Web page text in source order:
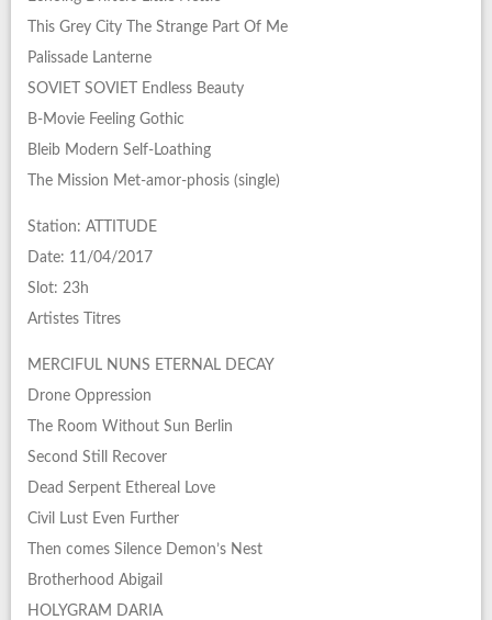
This Grey City The Strange Part Of Me
Palissade Lanterne
SOVIET SOVIET Endless Beauty
B-Movie Feeling Gothic
Bleib Modern Self-Loathing
The Mission Met-amor-phosis (single)
Station: ATTITUDE
Date: 11/04/2017
Slot: 23h
Artistes Titres
MERCIFUL NUNS ETERNAL DECAY
Drone Oppression
The Room Without Sun Berlin
Second Still Recover
Dead Serpent Ethereal Love
Civil Lust Even Further
Then comes Silence Demon’s Nest
Brotherhood Abigail
HOLYGRAM DARIA